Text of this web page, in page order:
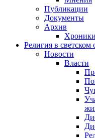
Публикации
Документы
Архив
Религия в светском
Новости
Власти